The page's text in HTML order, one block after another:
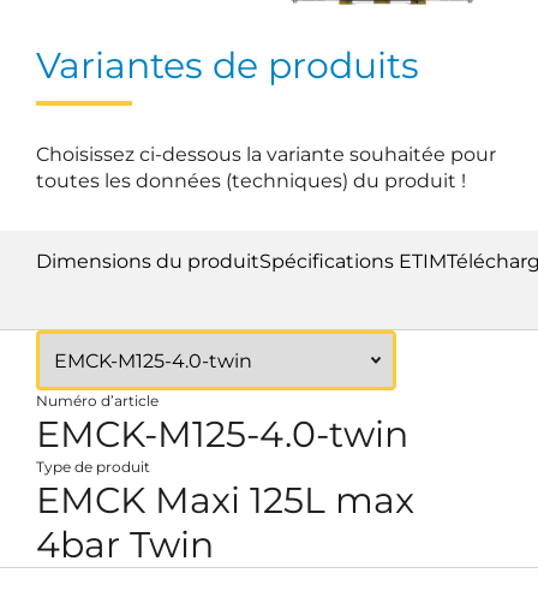
Variantes de produits
Choisissez ci-dessous la variante souhaitée pour
toutes les données (techniques) du produit !
Dimensions du produitSpécifications ETIM
Numéro d’article
EMCK-M125-4.0-twin
Type de produit
EMCK Maxi 125L max
4bar Twin